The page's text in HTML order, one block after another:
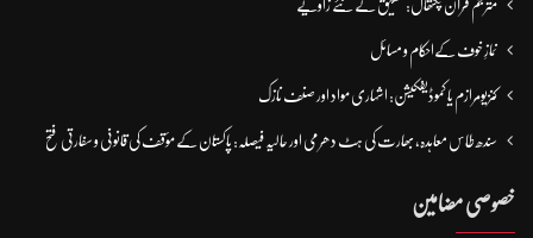
مترجم قرآن پکتھال: تحقیق کے نئے زاویے
نمازِ خوف کےاحکام و مسائل
کنزیومرازم یا کموڈیفکیشن: اشہاری مواد اور صنف نازک
سندھ طاس معاہدہ، بھارت کی ہٹ دھرمی اور حالیہ فیصلہ: پاکستان کے مؤقف کی قانونی و سفارتی فتح
خصوصی مضامین